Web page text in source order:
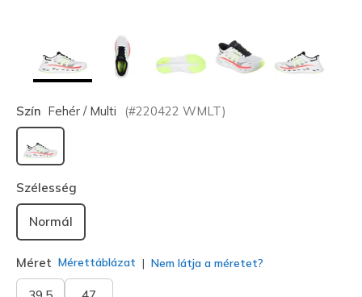
Szín Fehér / Multi (#220422 WMLT)
kiválasztva
Szélesség
Normál
Méret Mérettáblázat Nem látja a méretet?